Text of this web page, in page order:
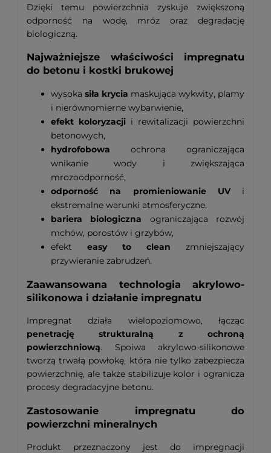
Dzięki temu powierzchnia zyskuje zwiększoną
odporność na wodę, mróz oraz degradację
biologiczną.
Najważniejsze właściwości impregnatu
do betonu i kostki brukowej
wysoka siła krycia maskująca wykwity, plamy
i nierównomierne wybarwienie,
efekt koloryzacji i rewitalizacji powierzchni
betonowych,
hydrofobowa ochrona ograniczająca
wnikanie wody i zwiększająca
mrozoodporność,
odporność na promieniowanie UVi
ekstremalne warunki atmosferyczne,
bariera biologiczna ograniczająca rozwój
mchów, porostów i grzybów,
efekt easy to clean zmniejszający
przywieranie zabrudzeń.
Zaawansowana technologia akrylowo-
silikonowa i działanie impregnatu
Impregnat działa wielopoziomowo, łącząc
penetrację strukturalną z ochroną
powierzchniową. Spoiwa akrylowo-silikonowe
tworzą trwałą powłokę, która nie tylko zabezpiecza
powierzchnię, ale także stabilizuje kolor i ogranicza
procesy degradacyjne betonu.
Zastosowanie impregnatu do
powierzchni mineralnych
Produkt przeznaczony jest do impregnacji